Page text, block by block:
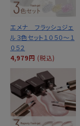
エメナ フラッシュジェ
ル３色セット１０５０～１
０５２
4,979円 (税込)